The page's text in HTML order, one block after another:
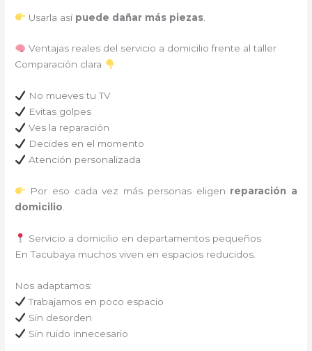
Usarla así puede dañar más piezas.
Ventajas reales del servicio a domicilio frente al taller
Comparación clara
No mueves tu TV
Evitas golpes
Ves la reparación
Decides en el momento
Atención personalizada
Por eso cada vez más personas eligen reparación a
domicilio
Servicio a domicilio en departamentos pequeños
En Tacubaya muchos viven en espacios reducidos.
Nos adaptamos:
Trabajamos en poco espacio
Sin desorden
Sin ruido innecesario